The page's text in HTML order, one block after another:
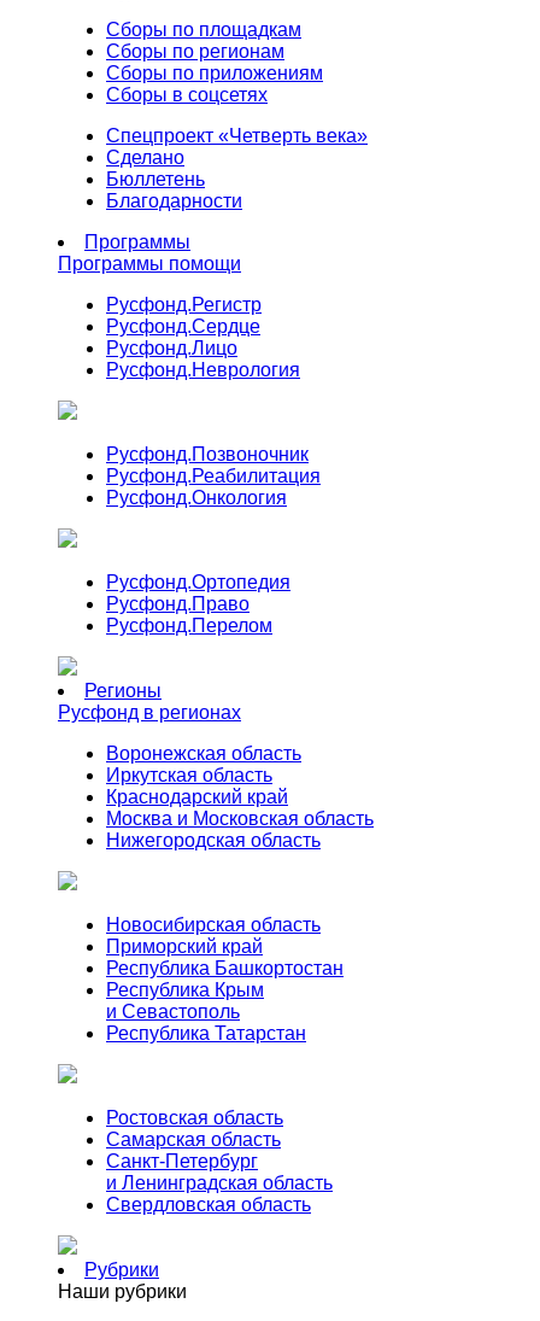
Сборы по площадкам
Сборы по регионам
Сборы по приложениям
Сборы в соцсетях
Спецпроект «Четверть века»
Сделано
Бюллетень
Благодарности
Программы
Программы помощи
Русфонд.Регистр
Русфонд.Сердце
Русфонд.Лицо
Русфонд.Неврология
Русфонд.Позвоночник
Русфонд.Реабилитация
Русфонд.Онкология
Русфонд.Ортопедия
Русфонд.Право
Русфонд.Перелом
Регионы
Русфонд в регионах
Воронежская область
Иркутская область
Краснодарский край
Москва и Московская область
Нижегородская область
Новосибирская область
Приморский край
Республика Башкортостан
Республика Крым
и Севастополь
Республика Татарстан
Ростовская область
Самарская область
Санкт-Петербург
и Ленинградская область
Свердловская область
Рубрики
Наши рубрики